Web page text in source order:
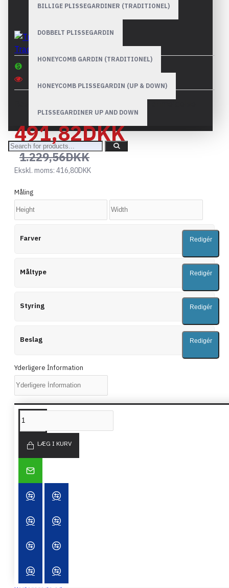
BILLIGE PLISSEGARDINER (TRADITIONEL)
DOBBELT PLISSEGARDIN
HONEYCOMB GARDIN (TRADITIONEL)
HONEYCOMB PLISSEGARDIN (UP & DOWN)
PLISSEGARDINER UP AND DOWN
Model: Persienner - 25 mm Metallic
Tradationel
491,82DKK
1.229,56DKK
Ekskl. moms: 416,80DKK
Måling
Farver Redigér
Måltype Redigér
Styring Redigér
Beslag Redigér
Yderligere İnformation
LÆG I KURV
LIGNENDE PRODUKTER
Persienner - 25 mm
Ensfarvede